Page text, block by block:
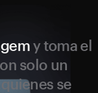
y toma el
solo un
se